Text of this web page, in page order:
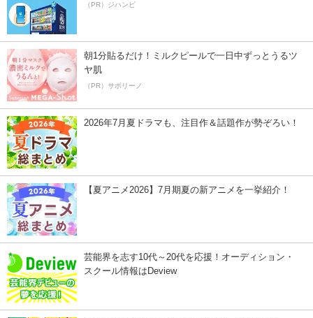
（PR）ジハンピ
朝1分貼るだけ！ミルクピールで一日中ずっとうるツ
ヤ肌
（PR）サボリーノ
2026年7月夏ドラマも、注目作＆話題作が勢ぞろい！
【夏アニメ2026】7月期夏の新アニメを一挙紹介！
芸能界を志す10代～20代を応援！オーディション・
スクール情報はDeview